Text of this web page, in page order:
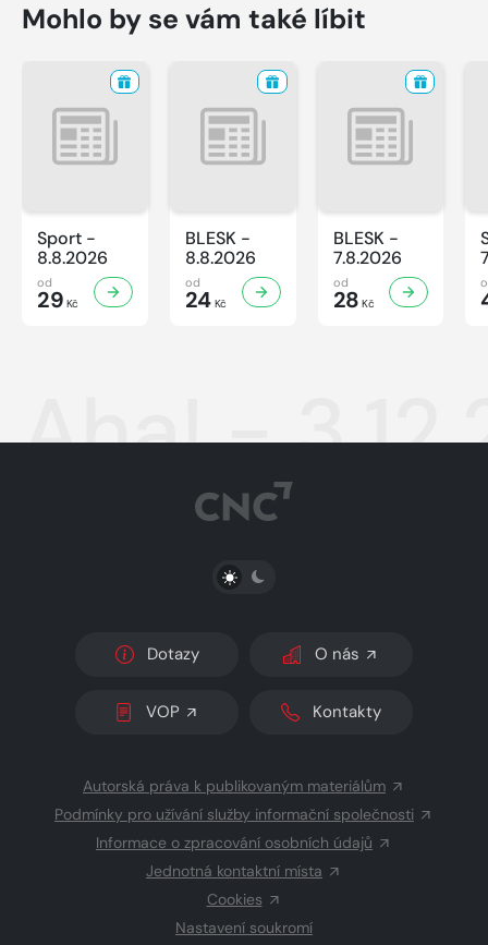
Mohlo by se vám také líbit
Sport -
8.8.2026
BLESK -
8.8.2026
BLESK -
7.8.2026
Aha! -
Autorská práva k publikovaným materiálům
Podmínky pro užívání služby informační společnosti
Informace o zpracování osobních údajů
Jednotná kontaktní místa
Cookies